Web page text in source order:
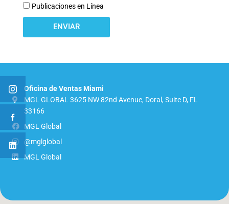
Publicaciones en Línea
ENVIAR
Oficina de Ventas Miami
MGL GLOBAL 3625 NW 82nd Avenue, Doral, Suite D, FL
33166
MGL Global
@mglglobal
MGL Global